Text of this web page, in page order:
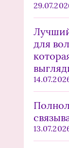
для